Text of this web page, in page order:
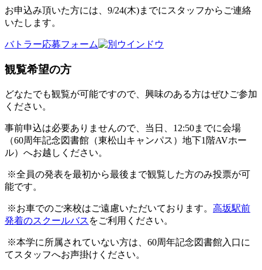
お申込み頂いた方には、9/24(木)までにスタッフからご連絡
いたします。
バトラー応募フォーム
観覧希望の方
どなたでも観覧が可能ですので、興味のある方はぜひご参加
ください。
事前申込は必要ありませんので、当日、12:50までに会場
（60周年記念図書館（東松山キャンパス）地下1階AVホー
ル）へお越しください。
※全員の発表を最初から最後まで観覧した方のみ投票が可
能です。
※お車でのご来校はご遠慮いただいております。 高坂駅前
発着のスクールバス をご利用ください。
※本学に所属されていない方は、60周年記念図書館入口に
てスタッフへお声掛けください。